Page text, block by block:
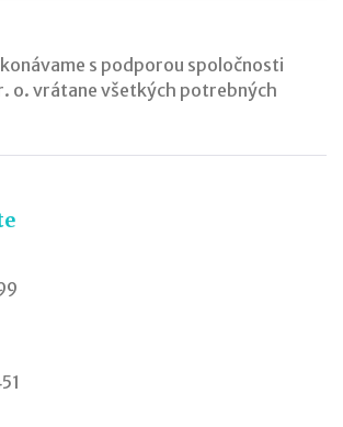
s podporou spoločnosti
r. o. vrátane všetkých potrebných